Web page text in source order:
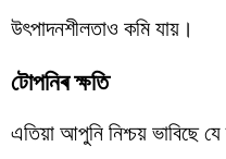
উৎপাদনশীলতাও কমি যায়।
টোপনিৰ ক্ষতি
এতিয়া আপুনি নিশ্চয় ভাবিছে